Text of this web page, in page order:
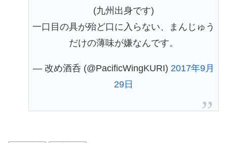
(九州出身です)
一口目の具が殆ど口に入らない、まんじゅう
だけの薄味が嫌なんです。
— 改め酒呑 (@PacificWingKURI) 2017年9月
29日